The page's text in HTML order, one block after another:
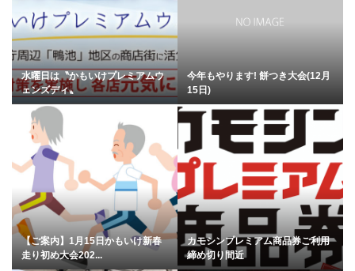
水曜日は〝かもいけプレミアムウ
ェンズディ〟
今年もやります! 餅つき大会(12月
15日)
【ご案内】1月15日かもいけ新春
走り初め大会202...
カモシンプレミアム商品券ご利用
締め切り間近